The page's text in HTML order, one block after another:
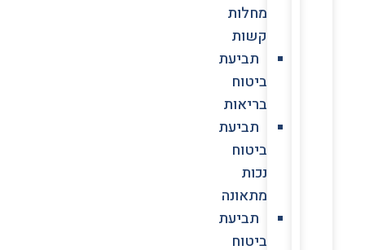
מחלות
קשות
תביעת
ביטוח
בריאות
תביעת
ביטוח
נכות
מתאונה
תביעת
ביטוח